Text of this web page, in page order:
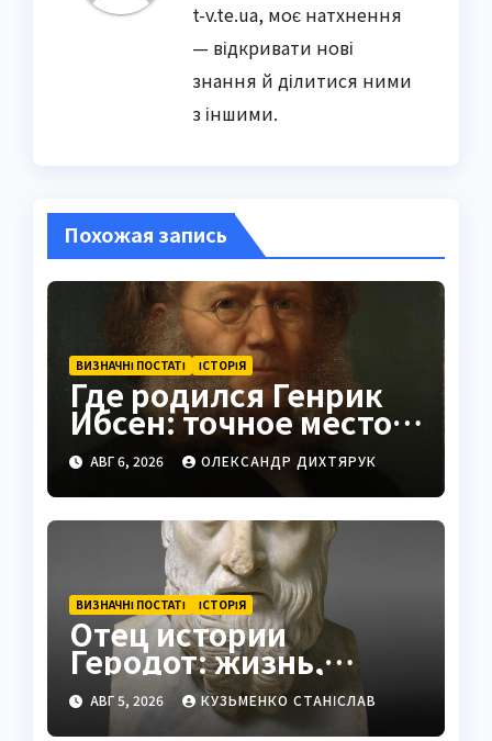
t-v.te.ua, моє натхнення
— відкривати нові
знання й ділитися ними
з іншими.
Похожая запись
ВИЗНАЧНІ ПОСТАТІ ІСТОРІЯ
Где родился Генрик
Ибсен: точное место и
история
АВГ 6, 2026 ОЛЕКСАНДР ДИХТЯРУК
ВИЗНАЧНІ ПОСТАТІ ІСТОРІЯ
Отец истории
Геродот: жизнь,
труды и наследие
АВГ 5, 2026 КУЗЬМЕНКО СТАНІСЛАВ